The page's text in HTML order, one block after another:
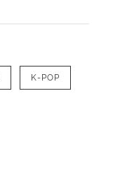
K-POP